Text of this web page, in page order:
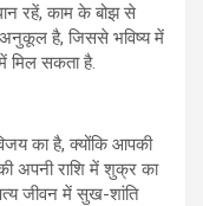
रहें, काम के बोझ से
है, जिससे भविष्य में
मिल सकता है.
का है, क्योंकि आपकी
अपनी राशि में शुक्र का
जीवन में सुख-शांति